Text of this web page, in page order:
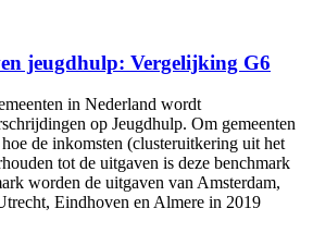
jeugdhulp: Vergelijking G6
in Nederland wordt
op Jeugdhulp. Om gemeenten
de inkomsten (clusteruitkering uit het
tot de uitgaven is deze benchmark
worden de uitgaven van Amsterdam,
Eindhoven en Almere in 2019